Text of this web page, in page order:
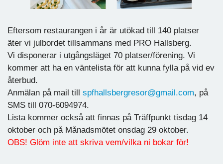
Eftersom restaurangen i år är utökad till 140 platser
äter vi julbordet tillsammans med PRO Hallsberg.
Vi disponerar i utgångsläget 70 platser/förening. Vi
kommer att ha en väntelista för att kunna fylla på vid ev
återbud.
Anmälan på mail till spfhallsbergresor@gmail.com, på
SMS till 070-6094974.
Lista kommer också att finnas på Träffpunkt tisdag 14
oktober och på Månadsmötet onsdag 29 oktober.
OBS! Glöm inte att skriva vem/vilka ni bokar för!